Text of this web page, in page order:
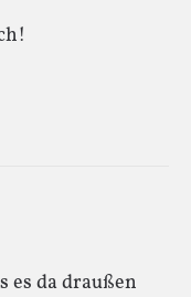
es da draußen